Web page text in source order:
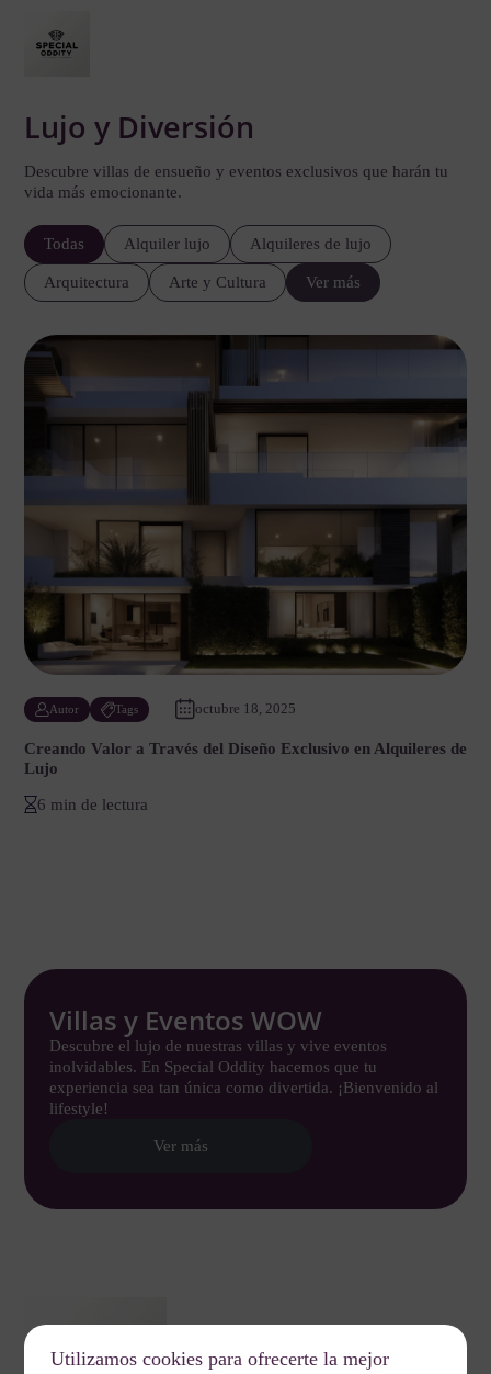
Lujo y Diversión
Descubre villas de ensueño y eventos exclusivos que harán tu
vida más emocionante.
Todas Alquiler lujo Alquileres de lujo
Arquitectura Arte y Cultura Ver más
Autor Tags octubre 18, 2025
Creando Valor a Través del Diseño Exclusivo en Alquileres de
Lujo
6 min de lectura
Villas y Eventos WOW
Descubre el lujo de nuestras villas y vive eventos
inolvidables. En Special Oddity hacemos que tu
experiencia sea tan única como divertida. ¡Bienvenido al
lifestyle!
Ver más
Utilizamos cookies para ofrecerte la mejor